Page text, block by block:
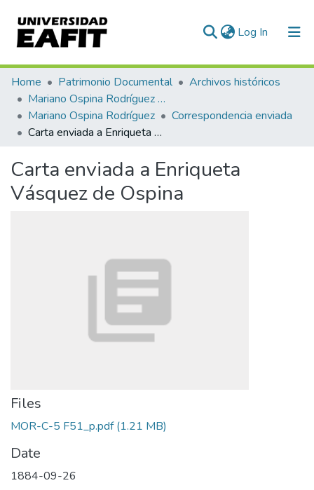
Log In (current)
Communities & Collections
All of DSpace
Statistics
Home Patrimonio Documental
Archivos históricos
Mariano Ospina Rodríguez (1826 -1912)
Mariano Ospina Rodríguez
Correspondencia enviada
Carta enviada a Enriqueta Vásquez de Ospina
Carta enviada a Enriqueta
Vásquez de Ospina
Files
MOR-C-5 F51_p.pdf(1.21 MB)
Date
1884-09-26